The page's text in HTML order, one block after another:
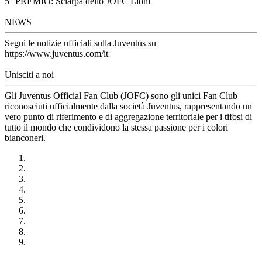
NEWS
Segui le notizie ufficiali sulla Juventus su
https://www.juventus.com/it
Unisciti a noi
Gli Juventus Official Fan Club (JOFC) sono gli unici Fan Club
riconosciuti ufficialmente dalla società Juventus, rappresentando un
vero punto di riferimento e di aggregazione territoriale per i tifosi di
tutto il mondo che condividono la stessa passione per i colori
bianconeri.